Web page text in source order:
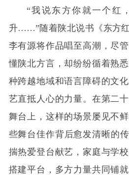
“我说东方你就一个红
升……”随着陕北说书《东方
李有源将作品唱至高潮，尽
懂陕北方言，却纷纷循着熟
种跨越地域和语言障碍的文
艺直抵人心的力量。在第二
舞台上，这样的场景屡见不
些舞台佳作背后愈发清晰的
揣热爱登台献艺，家庭与学
搭建平台，多方力量共同铺